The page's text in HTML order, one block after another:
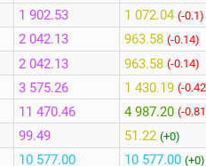
1 902.53
2 042.13
2 042.13
3 575.26
11 470.46
99.49
10 577.00
1 072.04 (-0.1)
963.58 (-0.14)
963.58 (-0.14)
1 430.19 (-
4 987.20 (-
51.22 (+0)
10 577.00 (+0)